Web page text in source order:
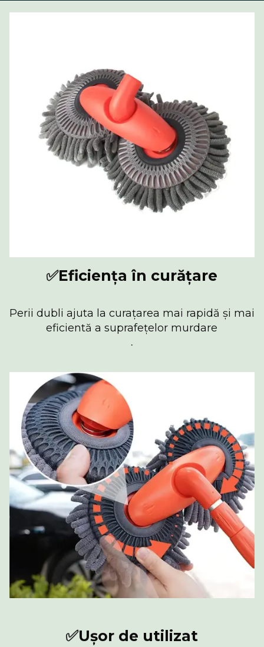
✅Eficiența în curățare
Perii dubli ajuta la curațarea mai rapidă și mai
eficientă a suprafețelor murdare
.
✅Ușor de utilizat